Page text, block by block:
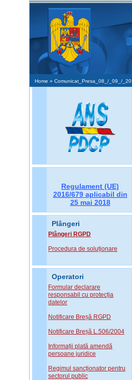
Home » Comunicat_Presa_08_/_09_/_20
Regulament (UE)
2016/679 aplicabil din
25 mai 2018
Plângeri
Plângeri RGPD
Procedura de soluționare
Operatori
Formular declarare
responsabil cu protecția
datelor
Notificare Breșă RGPD
Notificare Breșă L.506/2004
Informații plată amendă
persoane juridice
Regimul sancționator pentru
sectorul public